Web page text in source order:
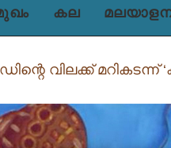
കല
വിലക്ക് മറികടന്ന് ‘ക